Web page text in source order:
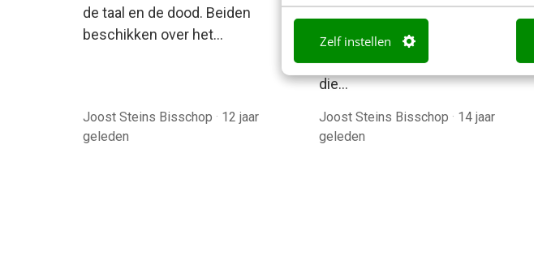
Zelf instellen
de taal en de dood. Beiden
beschikken over het…
Joost Steins Bisschop · 12 jaar
geleden
discussie’. Of: ‘het is een kwestie
van semantiek’. Het betekent dat
we het hebben over de betekenis
die…
Joost Steins Bisschop · 14 jaar
geleden